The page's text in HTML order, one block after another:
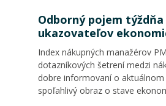
Odborný pojem
ukazovateľov
Index nákupných manažérov
dotazníkových šetrení medzi
dobre informovaní o
spoľahlivý obraz o stave